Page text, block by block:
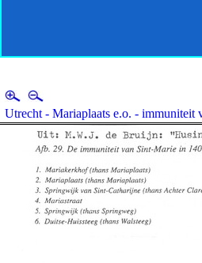
Utrecht - Mariaplaats e.o. - immuniteit